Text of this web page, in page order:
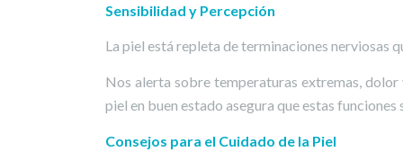
Sensibilidad y Percepción
La piel está repleta de terminaciones nerviosas
Nos alerta sobre temperaturas extremas,
piel en buen estado asegura que estas
Consejos para el Cuidado de la Piel